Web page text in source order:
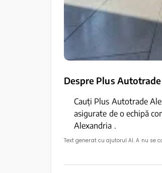
Despre Plus
Cauți Plus Autotrade
asigurate de o echipă
Alexandria .
Text generat cu ajutorul AI. A nu se